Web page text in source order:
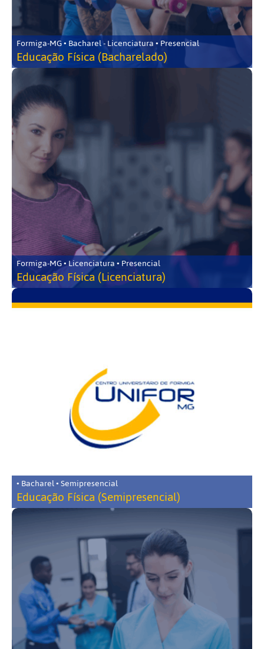
Formiga-MG • Bacharel - Licenciatura • Presencial
Educação Física (Bacharelado)
Formiga-MG • Licenciatura • Presencial
Educação Física (Licenciatura)
• Bacharel • Semipresencial
Educação Física (Semipresencial)